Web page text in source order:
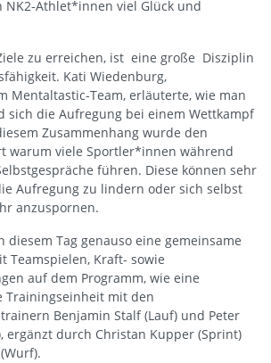
NK2-Athlet*innen viel Glück und
zu erreichen, ist eine große Disziplin
Kati Wiedenburg,
Mentaltastic-Team, erläuterte, wie man
sich die Aufregung bei einem Wettkampf
Zusammenhang wurde den
warum viele Sportler*innen während
führen. Diese können sehr
Aufregung zu lindern oder sich selbst
anzuspornen.
diesem Tag genauso eine gemeinsame
Teamspielen, Kraft- sowie
auf dem Programm, wie eine
Trainingseinheit mit den
Benjamin Stalf (Lauf) und Peter
ergänzt durch Christan Kupper (Sprint)